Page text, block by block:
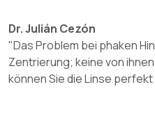
Dr. Julián Cezón
"Das Problem bei phaken
Zentrierung; keine von
können Sie die Linse